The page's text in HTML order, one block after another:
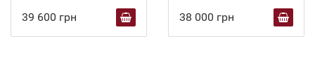
39 600 грн 38 000 грн